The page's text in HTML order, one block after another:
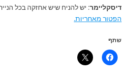
דיסקליימר: יש להניח שיש אחזקה בכל
הפטור מאחריות.
שתף